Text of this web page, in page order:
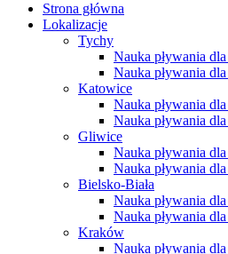
Strona główna
Lokalizacje
Tychy
Nauka pływania
Nauka pływania
Katowice
Nauka pływania
Nauka pływania
Gliwice
Nauka pływania
Nauka pływania
Bielsko-Biała
Nauka pływania
Nauka pływania
Kraków
Nauka pływania